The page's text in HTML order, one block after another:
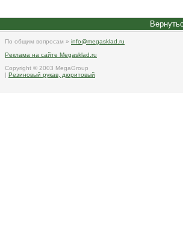
По общим вопросам » info@megasklad.ru
Реклама на сайте Megasklad.ru
Copyright © 2003 MegaGroup
| Резиновый рукав, дюритовый